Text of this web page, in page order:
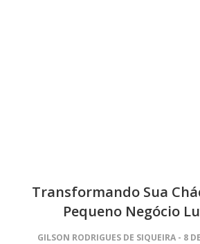
Transformando Sua
Pequeno Negócio
GILSON RODRIGUES DE SIQUEIRA 8